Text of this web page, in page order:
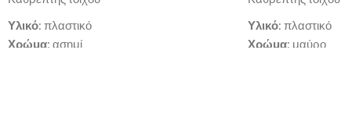
Υλικό: πλαστικό
Χρώμα: ασημί
Υλικό: πλαστικό
Χρώμα: μαύρο